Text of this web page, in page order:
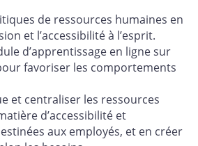
de ressources humaines en
et l’accessibilité à l’esprit.
d’apprentissage en ligne sur
favoriser les comportements
et centraliser les ressources
d’accessibilité et
aux employés, et en créer